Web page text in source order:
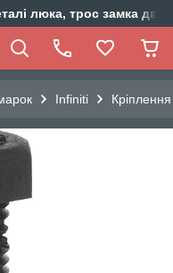
люка, трос замка
Infiniti